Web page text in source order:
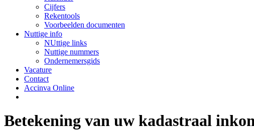
Cijfers
Rekentools
Voorbeelden documenten
Nuttige info
NUttige links
Nuttige nummers
Ondernemersgids
Vacature
Contact
Accinva Online
Betekening van uw kadastraal